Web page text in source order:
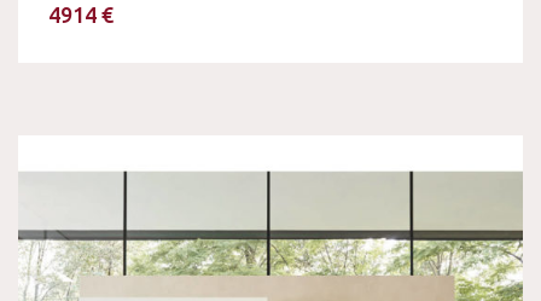
4914 €